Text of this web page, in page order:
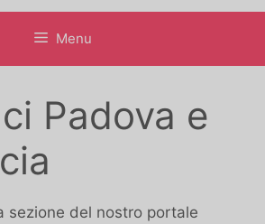
Menu
Padova e
sezione del nostro portale